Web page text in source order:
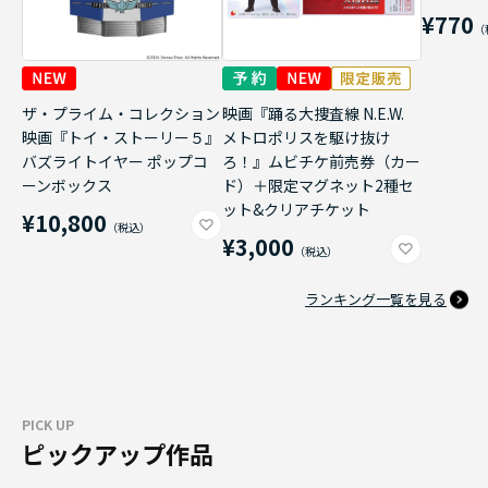
ザ・プライム・コレクション
映画『トイ・ストーリー５』
バズライトイヤー ポップコ
ーンボックス
¥10,800
映画『踊る大捜査線 N.E.W.
メトロポリスを駆け抜け
ろ！』ムビチケ前売券（カー
ド）＋限定マグネット2種セ
ット&クリアチケット
¥3,000
¥770
ランキング一覧を見る
PICK UP
ピックアップ作品